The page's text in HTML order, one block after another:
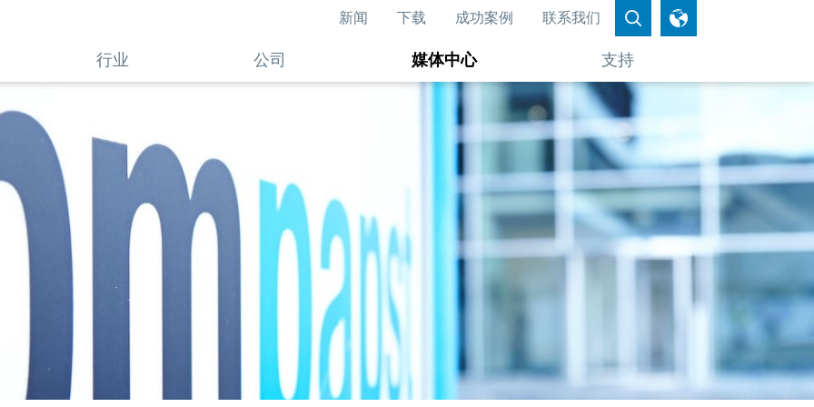
新闻 下载 成功案例 联系我们
行业 公司 媒体中心 支持